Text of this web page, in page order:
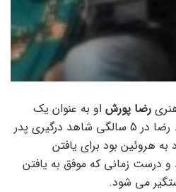
رضا پورش او به عنوان یک
خواننده رپ شناخته می شود. رضا در 5 سالگی شاهد درگیری پدر
هروئین بود برای یافتن
و درست زمانی که موفق به یافتن
می شود.